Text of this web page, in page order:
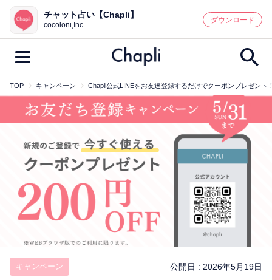
鑑定記事・占い師検索
最新記事一覧
カテゴリー別
鑑定 占い師 キャンペーン
キーワード別
恋の行方
結婚
相性
チャット占い【Chapli】
cocoloni,Inc.
ダウンロード
TOP キャンペーン Chapli公式LINEをお友達登録するだけでクーポンプレゼント
キャンペーン 公開日 : 2026年5月19日